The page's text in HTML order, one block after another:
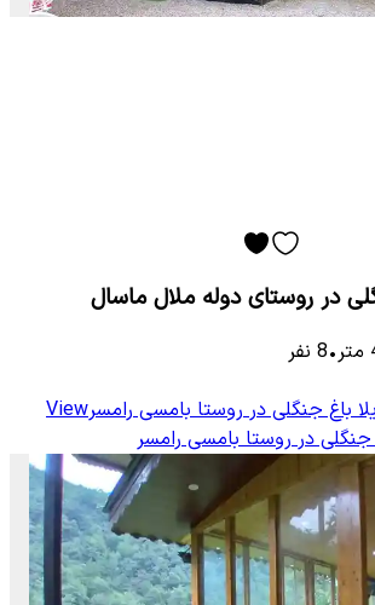
در روستای دوله ملال ماسال
متر•
8 نفر
باغ جنگلی در روستا بامسی رامسرView
جنگلی در روستا بامسی رامسر